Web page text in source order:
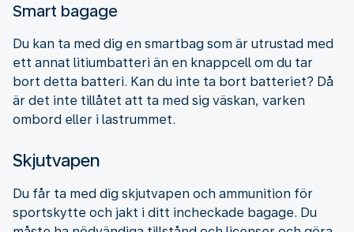
Smart bagage
Du kan ta med dig en smartbag som är utrustad med
ett annat litiumbatteri än en knappcell om du tar
bort detta batteri. Kan du inte ta bort batteriet? Då
är det inte tillåtet att ta med sig väskan, varken
ombord eller i lastrummet.
Skjutvapen
Du får ta med dig skjutvapen och ammunition för
sportskytte och jakt i ditt incheckade bagage. Du